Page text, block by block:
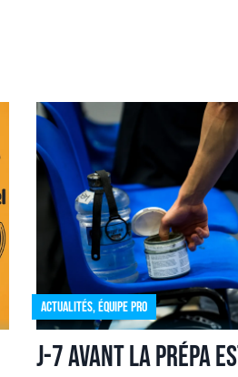
Actualités,Équipe pro
J-7 avant la prépa